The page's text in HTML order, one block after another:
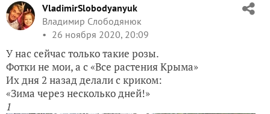
VladimirSlobodyanyuk
Владимир Слободянюк
26 ноября 2020, 20:09
У нас сейчас только такие розы.
Фотки не мои, а с «Все растения Крыма»
Их дня 2 назад делали с криком:
«Зима через несколько дней!»
1